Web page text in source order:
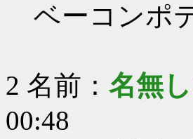
ベーコンポ
2 名前： 名無
00:48